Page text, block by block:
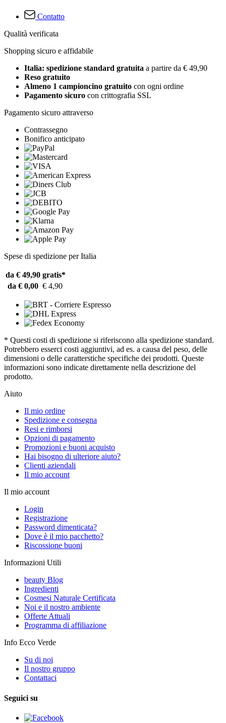
Contatto
Qualità verificata
Shopping sicuro e affidabile
Italia: spedizione standard gratuita a partire da € 49,90
Reso gratuito
Almeno 1 campioncino gratuito con ogni ordine
Pagamento sicuro con crittografia SSL
Pagamento sicuro attraverso
Contrassegno
Bonifico anticipato
Spese di spedizione per Italia
da € 49,90 gratis*
da € 0,00 € 4,90
* Questi costi di spedizione si riferiscono alla spedizione standard.
Potrebbero esserci costi aggiuntivi, ad es. a causa del peso, delle
dimensioni o delle caratterstiche specifiche dei prodotti. Queste
informazioni sono indicate direttamente nella descrizione del
prodotto.
Aiuto
Il mio ordine
Spedizione e consegna
Resi e rimborsi
Opzioni di pagamento
Promozioni e buoni acquisto
Hai bisogno di ulteriore aiuto?
Clienti aziendali
Il mio account
Il mio account
Login
Registrazione
Password dimenticata?
Dove è il mio pacchetto?
Riscossione buoni
Informazioni Utili
beauty Blog
Ingredienti
Cosmesi Naturale Certificata
Noi e il nostro ambiente
Offerte Attuali
Programma di affiliazione
Info Ecco Verde
Su di noi
Il nostro gruppo
Contattaci
Seguici su